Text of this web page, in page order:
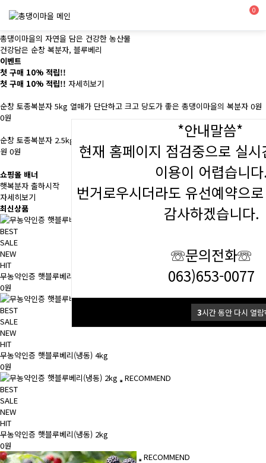
*안내말씀*
현재 홈페이지 점검중으로 실
이용이 어렵습니
번거로우시더라도 유선예약으
감사하겠습니다.
☏문의전화☏
063)653-0077
3시간 동안 다시 열
0
총댕이마을의 자연을 담은 건강한 농산물
건강담은 순창 복분자, 블루베리
이벤트
첫 구매 10% 적립!!
첫 구매 10% 적립!! 자세히보기
순창 토종복분자 5kg 열매가 단단하고 크고 당도가 좋은 총댕이마을의 복분자 0원
0원
순창 토종복분자 2.5kg
열매가 단단하고 크고 당도가 좋은 총댕이마을의 복분자
원 0원
쇼핑몰 배너
햇복분자 출하시작
자세히보기
최신상품
RECOMMEND
BEST
SALE
NEW
HIT
무농약인증 햇블루베리(냉동) 10kg
0원
RECOMMEND
BEST
SALE
NEW
HIT
무농약인증 햇블루베리(냉동) 4kg
0원
RECOMMEND
BEST
SALE
NEW
HIT
무농약인증 햇블루베리(냉동) 2kg
0원
RECOMMEND